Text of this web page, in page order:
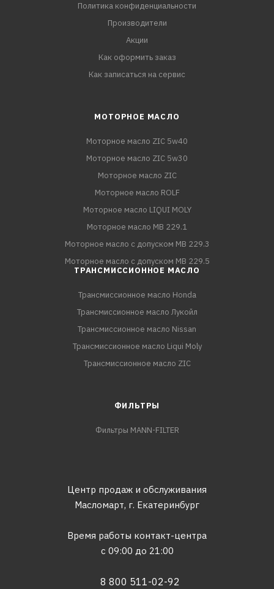
Политика конфиденциальности
Производители
Акции
Как оформить заказ
Как записаться на сервис
МОТОРНОЕ МАСЛО
Моторное масло ZIC 5w40
Моторное масло ZIC 5w30
Моторное масло ZIC
Моторное масло ROLF
Моторное масло LIQUI MOLY
Моторное масло MB 229.1
Моторное масло с допуском MB 229.3
Моторное масло с допуском MB 229.5
ТРАНСМИССИОННОЕ МАСЛО
Трансмиссионное масло Honda
Трансмиссионное масло Лукойл
Трансмиссионное масло Nissan
Трансмиссионное масло Liqui Moly
Трансмиссионное масло ZIC
ФИЛЬТРЫ
Фильтры MANN-FILTER
Центр продаж и обслуживания
Масломарт, г. Екатеринбург
Время работы контакт-центра
с 09:00 до 21:00
8 800 511-02-92